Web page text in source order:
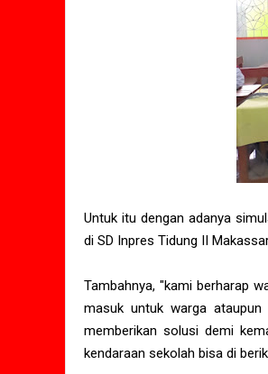
Untuk itu dengan adanya
di SD Inpres Tidung II
Tambahnya, "kami berharap
masuk untuk warga
memberikan solusi demi
kendaraan sekolah bisa di